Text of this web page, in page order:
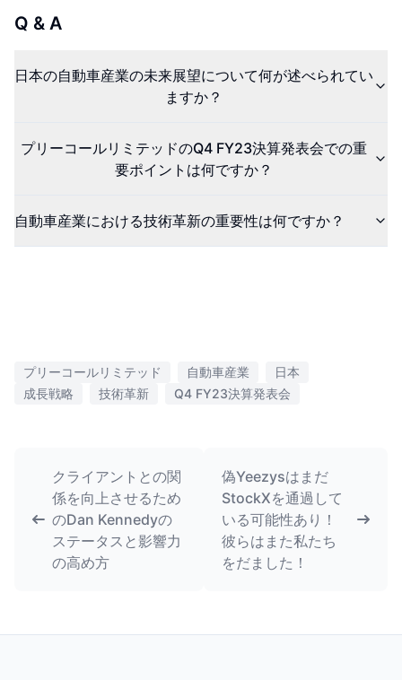
Q & A
日本の自動車産業の未来展望について何が述べられてい
ますか？
プリーコールリミテッドのQ4 FY23決算発表会での重
要ポイントは何ですか？
自動車産業における技術革新の重要性は何ですか？
プリーコールリミテッド 自動車産業
日本
成長戦略
技術革新 Q4 FY23決算発表会
クライアントとの関
係を向上させるため
のDan Kennedyの
ステータスと影響力
の高め方
偽Yeezysはまだ
StockXを通過して
いる可能性あり！
彼らはまた私たち
をだました！